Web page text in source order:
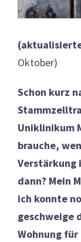
Oktober)
Schon kurz
Uniklinikum
brauche,
Verstärkung
dann? Mein
ich konnte
geschweige
Wohnung